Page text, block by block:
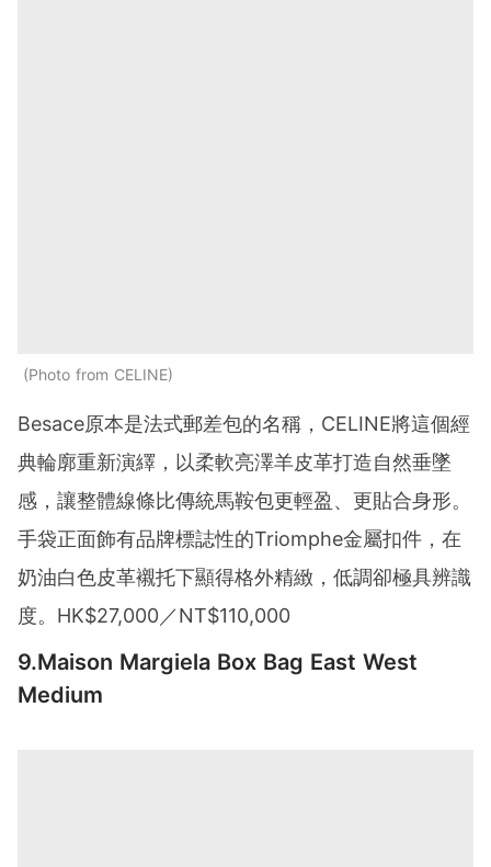
Photo from CELINE
Besace原本是法式郵差包的名稱，CELINE將這個經
典輪廓重新演繹，以柔軟亮澤羊皮革打造自然垂墜
感，讓整體線條比傳統馬鞍包更輕盈、更貼合身形。
手袋正面飾有品牌標誌性的Triomphe金屬扣件，在
奶油白色皮革襯托下顯得格外精緻，低調卻極具辨識
度。HK$27,000／NT$110,000
9.Maison Margiela Box Bag East West
Medium